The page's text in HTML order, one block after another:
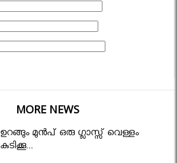
MORE NEWS
ഉറങ്ങും മുന്‍പ് ഒരു ഗ്ലാസ്സ് വെള്ളം
കുടിക്കൂ...